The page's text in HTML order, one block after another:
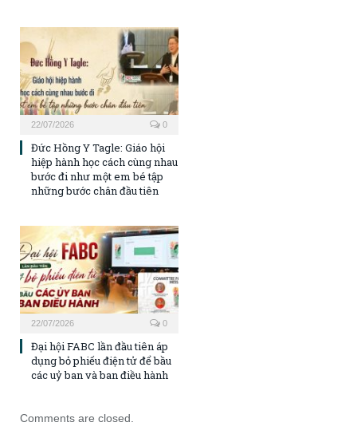
22/07/2026 0
Đức Hồng Y Tagle: Giáo hội
hiệp hành học cách cùng nhau
bước đi như một em bé tập
những bước chân đầu tiên
22/07/2026 0
Đại hội FABC lần đầu tiên áp
dụng bỏ phiếu điện tử để bầu
các uỷ ban và ban điều hành
Comments are closed.